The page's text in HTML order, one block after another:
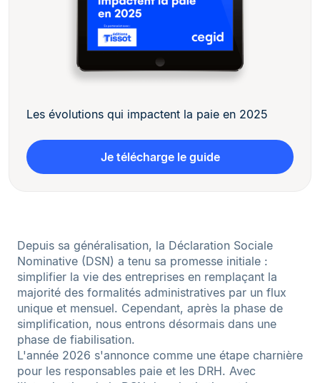
Les évolutions qui impactent la paie en 2025
Je télécharge le guide
Depuis sa généralisation, la Déclaration Sociale
Nominative (DSN) a tenu sa promesse initiale :
simplifier la vie des entreprises en remplaçant la
majorité des formalités administratives par un flux
unique et mensuel. Cependant, après la phase de
simplification, nous entrons désormais dans une
phase de fiabilisation.
L'année 2026 s'annonce comme une étape charnière
pour les responsables paie et les DRH. Avec